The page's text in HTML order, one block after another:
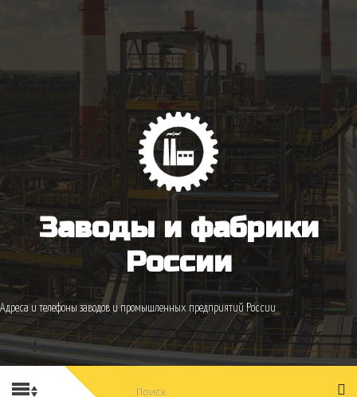
Заводы и фабрики
России
Адреса и телефоны заводов и промышленных предприятий России